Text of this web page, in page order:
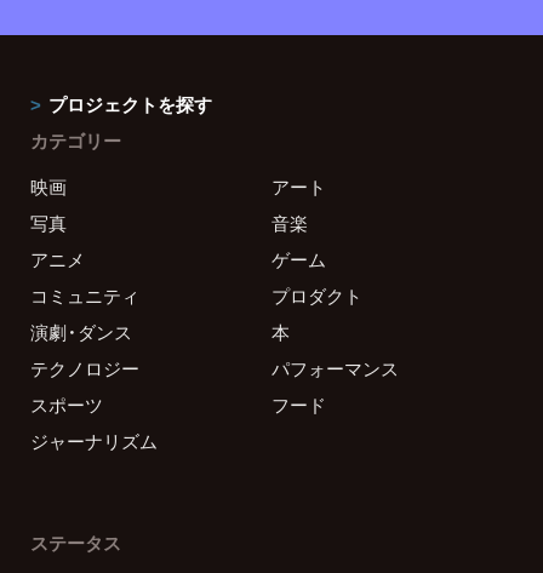
プロジェクトを探す
カテゴリー
映画
アート
写真
音楽
アニメ
ゲーム
コミュニティ
プロダクト
演劇・ダンス
本
テクノロジー
パフォーマンス
スポーツ
フード
ジャーナリズム
ステータス